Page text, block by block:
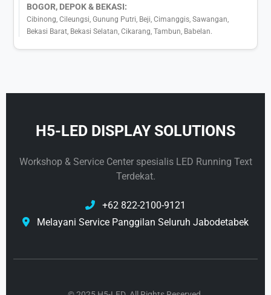
BOGOR, DEPOK & BEKASI:
Cibinong, Cileungsi, Gunung Putri, Beji, Cimanggis, Sawangan,
Bekasi Barat, Bekasi Selatan, Cikarang, Tambun, Babelan.
H5-LED DISPLAY SOLUTIONS
Workshop & Service Center spesialis LED Running Text
Terdekat.
+62 822-2100-9121
Melayani Service Panggilan Seluruh Jabodetabek